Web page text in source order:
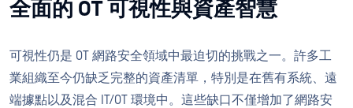
全面的 OT 可視性與資產智慧
可視性仍是 OT 網路安全領域中最迫切的挑戰之一。許多工
業組織至今仍缺乏完整的資產清單，特別是在舊有系統、遠
端據點以及混合 IT/OT 環境中。這些缺口不僅增加了網路安